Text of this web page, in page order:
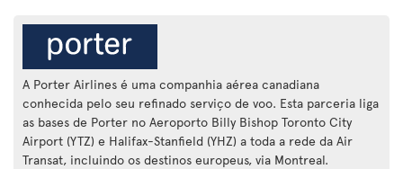
A Porter Airlines é uma companhia aérea canadiana
conhecida pelo seu refinado serviço de voo. Esta parceria liga
as bases de Porter no Aeroporto Billy Bishop Toronto City
Airport (YTZ) e Halifax-Stanfield (YHZ) a toda a rede da Air
Transat, incluindo os destinos europeus, via Montreal.